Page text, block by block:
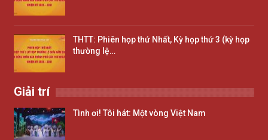
THTT: Phiên họp thứ Nhất, Kỳ họp thứ 3 (kỳ họp
thường lệ…
Giải trí
Tình ơi! Tôi hát: Một vòng Việt Nam